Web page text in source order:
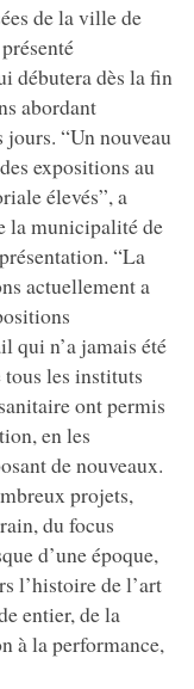
de la ville de
débutera dès la fin
abordant
“Un nouveau
expositions au
élevés”, a
la municipalité de
“La
actuellement a
qui n’a jamais été
les instituts
ont permis
en les
de nouveaux.
projets,
du focus
d’une époque,
l’histoire de l’art
entier, de la
à la performance,